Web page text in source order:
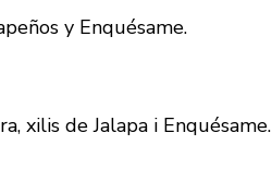
y Enquésame.
xilis de Jalapa i Enquésame.